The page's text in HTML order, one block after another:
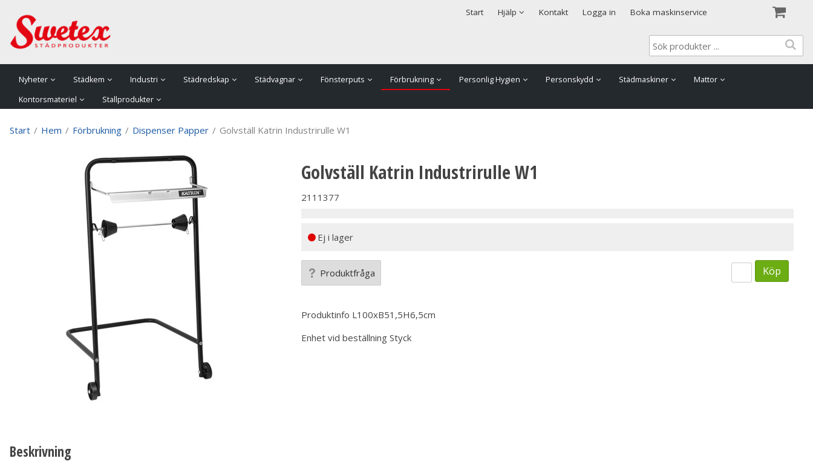
Start Hjälp
Säkerhet & Cookies Kontakt Logga in Boka maskinservice
Nyheter Städkem Industri Städredskap Städvagnar Fönsterputs Förbrukning Personlig Hygien Personskydd Städmaskiner
Mattor
Kontorsmateriel
Stallprodukter
Start / Hem / Förbrukning / Dispenser Papper / Golvställ Katrin Industrirulle W1
Golvställ Katrin Industrirulle W1
2111377
Ej i lager
Produktfråga Köp
Produktinfo L100xB51,5H6,5cm
Enhet vid beställning Styck
Beskrivning